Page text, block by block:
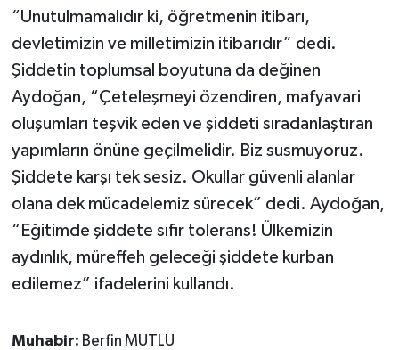
“Unutulmamalıdır ki, öğretmenin itibarı,
devletimizin ve milletimizin itibarıdır” dedi.
Şiddetin toplumsal boyutuna da değinen
Aydoğan, “Çeteleşmeyi özendiren, mafyavari
oluşumları teşvik eden ve şiddeti sıradanlaştıran
yapımların önüne geçilmelidir. Biz susmuyoruz.
Şiddete karşı tek sesiz. Okullar güvenli alanlar
olana dek mücadelemiz sürecek” dedi. Aydoğan,
“Eğitimde şiddete sıfır tolerans! Ülkemizin
aydınlık, müreffeh geleceği şiddete kurban
edilemez” ifadelerini kullandı.
Muhabir: Berfin MUTLU